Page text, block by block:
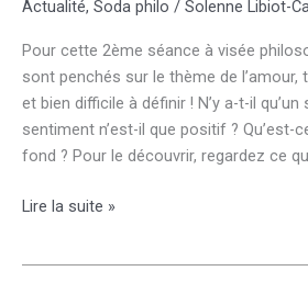
Actualité, Soda philo / Solenne Libiot-
Pour cette 2ème séance à visée
sont penchés sur le thème de
et bien difficile à définir ! N’y a-t-il qu’un
sentiment n’est-il que positif ? Qu’est-
fond ? Pour le découvrir, regardez ce
Atelier
Lire la suite »